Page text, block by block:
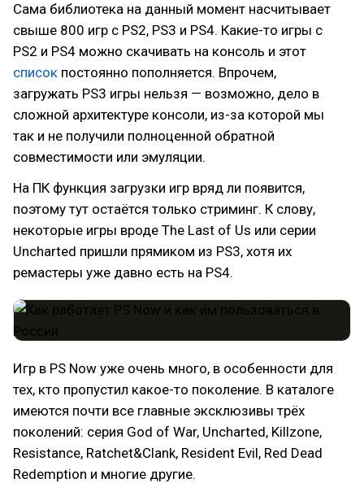
Сама библиотека на данный момент насчитывает
свыше 800 игр c PS2, PS3 и PS4. Какие-то игры с
PS2 и PS4 можно скачивать на консоль и этот
список постоянно пополняется. Впрочем,
загружать PS3 игры нельзя — возможно, дело в
сложной архитектуре консоли, из-за которой мы
так и не получили полноценной обратной
совместимости или эмуляции.
На ПК функция загрузки игр вряд ли появится,
поэтому тут остаётся только стриминг. К слову,
некоторые игры вроде The Last of Us или серии
Uncharted пришли прямиком из PS3, хотя их
ремастеры уже давно есть на PS4.
Игр в PS Now уже очень много, в особенности для
тех, кто пропустил какое-то поколение. В каталоге
имеются почти все главные эксклюзивы трёх
поколений: серия God of War, Uncharted, Killzone,
Resistance, Ratchet&Clank, Resident Evil, Red Dead
Redemption и многие другие.